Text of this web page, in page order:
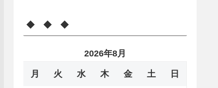
◆ ◆ ◆
2026年8月
月 火 水 木 金 土 日